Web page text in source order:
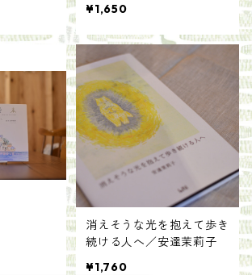
¥1,650
消えそうな光を抱えて歩き
続ける人へ／安達茉莉子
¥1,760